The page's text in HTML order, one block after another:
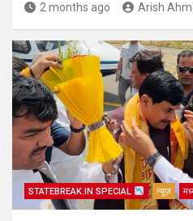
2 months ago Arish
STATEBREAK.IN SPECIAL न्यूज़